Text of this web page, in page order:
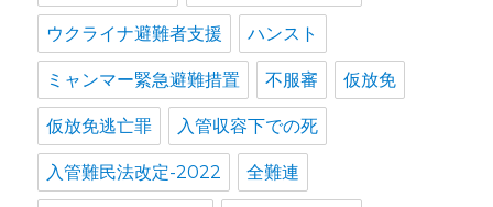
ウクライナ避難者支援 ハンスト
ミャンマー緊急避難措置 不服審 仮放免
仮放免逃亡罪 入管収容下での死
入管難民法改定-2022 全難連